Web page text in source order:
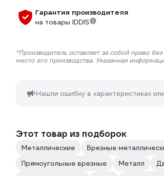
Гарантия производителя
на товары IDDIS
*Производитель оставляет за собой право
место его производства. Указанная
Нашли ошибку в характеристиках
Этот товар из подборок
Металлические Врезные
Прямоугольные врезные
Металл